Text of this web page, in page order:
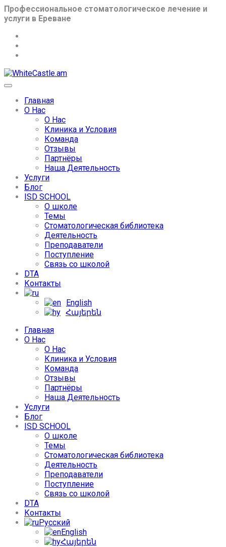
Профессиональное стоматологическое лечение и
услуги в Ереване
Главная
О Нас
О Нас
Клиника и Условия
Команда
Отзывы
Партнёры
Наша Деятельность
Услуги
Блог
ISD SCHOOL
О школе
Темы
Стоматологическая библиотека
Деятельность
Преподаватели
Поступление
Связь со школой
DTA
Контакты
English
Հայերեն
Главная
О Нас
О Нас
Клиника и Условия
Команда
Отзывы
Партнёры
Наша Деятельность
Услуги
Блог
ISD SCHOOL
О школе
Темы
Стоматологическая библиотека
Деятельность
Преподаватели
Поступление
Связь со школой
DTA
Контакты
Русский
English
Հայերեն